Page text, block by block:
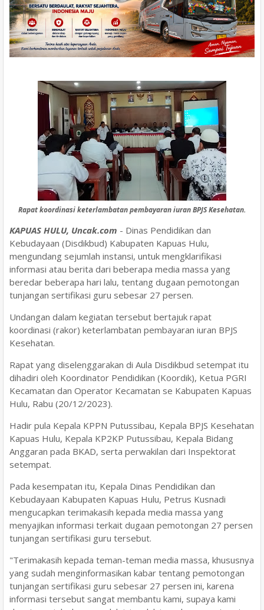
Rapat koordinasi keterlambatan pembayaran iuran BPJS Kesehatan.
KAPUAS HULU, Uncak.com - Dinas Pendidikan dan
Kebudayaan (Disdikbud) Kabupaten Kapuas Hulu,
mengundang sejumlah instansi, untuk mengklarifikasi
informasi atau berita dari beberapa media massa yang
beredar beberapa hari lalu, tentang dugaan pemotongan
tunjangan sertifikasi guru sebesar 27 persen.
Undangan dalam kegiatan tersebut bertajuk rapat
koordinasi (rakor) keterlambatan pembayaran iuran BPJS
Kesehatan.
Rapat yang diselenggarakan di Aula Disdikbud setempat itu
dihadiri oleh Koordinator Pendidikan (Koordik), Ketua PGRI
Kecamatan dan Operator Kecamatan se Kabupaten Kapuas
Hulu, Rabu (20/12/2023).
Hadir pula Kepala KPPN Putussibau, Kepala BPJS Kesehatan
Kapuas Hulu, Kepala KP2KP Putussibau, Kepala Bidang
Anggaran pada BKAD, serta perwakilan dari Inspektorat
setempat.
Pada kesempatan itu, Kepala Dinas Pendidikan dan
Kebudayaan Kabupaten Kapuas Hulu, Petrus Kusnadi
mengucapkan terimakasih kepada media massa yang
menyajikan informasi terkait dugaan pemotongan 27 persen
tunjangan sertifikasi guru tersebut.
"Terimakasih kepada teman-teman media massa, khususnya
yang sudah menginformasikan kabar tentang pemotongan
tunjangan sertifikasi guru sebesar 27 persen ini, karena
informasi tersebut sangat membantu kami, supaya kami